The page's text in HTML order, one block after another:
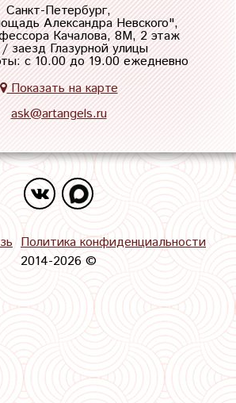
Санкт-Петербург,
Александра Невского",
Качалова, 8М, 2 этаж
заезд Глазурной улицы
с 10.00 до 19.00 ежедневно
Показать на карте
ask@artangels.ru
Политика конфиденциальности
2014-2026 ©